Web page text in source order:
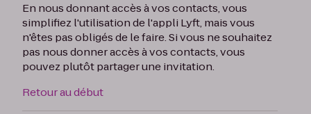
En nous donnant accès à vos contacts, vous
simplifiez l'utilisation de l'appli Lyft, mais vous
n'êtes pas obligés de le faire. Si vous ne souhaitez
pas nous donner accès à vos contacts, vous
pouvez plutôt partager une invitation.
Retour au début